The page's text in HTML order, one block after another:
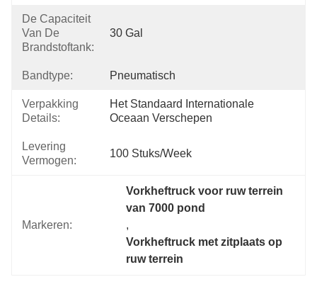
De Capaciteit
Van De
Brandstoftank:
30 Gal
Bandtype: Pneumatisch
Verpakking
Details:
Het Standaard Internationale
Oceaan Verschepen
Levering
Vermogen:
100 Stuks/week
Markeren:
Vorkheftruck voor ruw terrein
van 7000 pond
,
Vorkheftruck met zitplaats op
ruw terrein